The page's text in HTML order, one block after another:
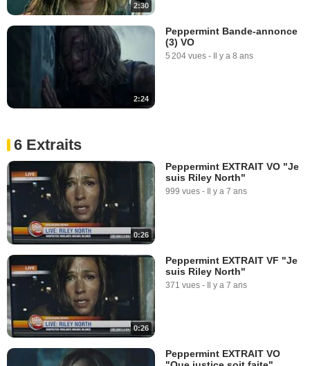
2:30
2:24
Peppermint Bande-annonce
(3) VO
5 204 vues - Il y a 8 ans
6 Extraits
0:26
Peppermint EXTRAIT VO "Je
suis Riley North"
999 vues - Il y a 7 ans
0:26
Peppermint EXTRAIT VF "Je
suis Riley North"
371 vues - Il y a 7 ans
Peppermint EXTRAIT VO